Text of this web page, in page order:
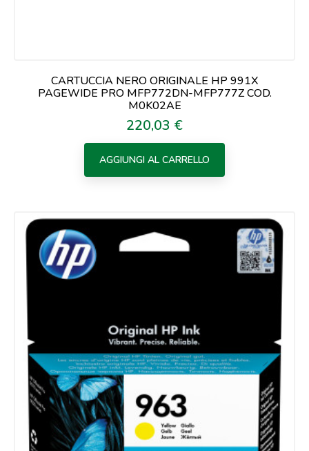
CARTUCCIA NERO ORIGINALE HP 991X
PAGEWIDE PRO MFP772DN-MFP777Z COD.
M0K02AE
Prezzo
220,03 €
AGGIUNGI AL CARRELLO